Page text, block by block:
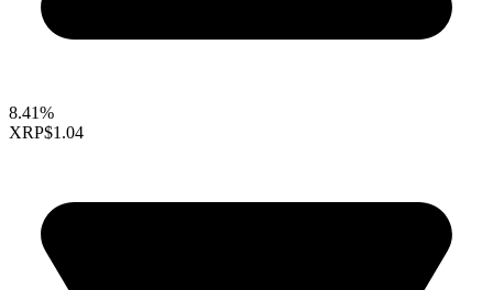
8.41%
XRP$1.04